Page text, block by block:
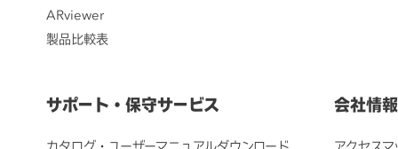
ARviewer
製品比較表
サポート・保守サービス 会社情報